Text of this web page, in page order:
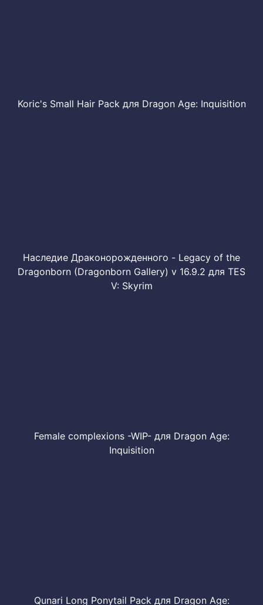
Koric's Small Hair Pack для Dragon Age: Inquisition
Наследие Драконорожденного - Legacy of the
Dragonborn (Dragonborn Gallery) v 16.9.2 для TES
V: Skyrim
Female complexions -WIP- для Dragon Age:
Inquisition
Qunari Long Ponytail Pack для Dragon Age: